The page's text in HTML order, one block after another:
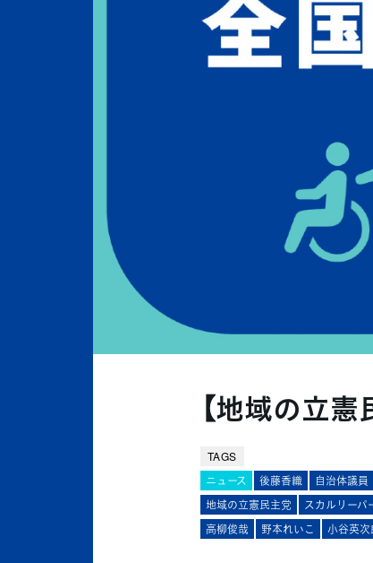
【地域の立
TAGS
ニュース 後藤香織 自治体議員
地域の立憲民主党
スカルリーパ
高柳俊哉
野本れいこ 小谷英次